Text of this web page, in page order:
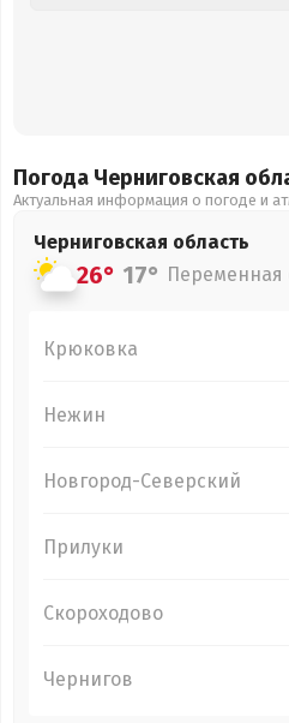
Погода Черниговская
Актуальная информация о погоде и
Черниговская область
26° 17° Переменная
Крюковка
Нежин
Новгород-Северский
Прилуки
Скороходово
Чернигов